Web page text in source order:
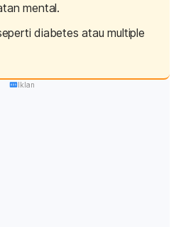
mental.
diabetes atau multiple
Iklan